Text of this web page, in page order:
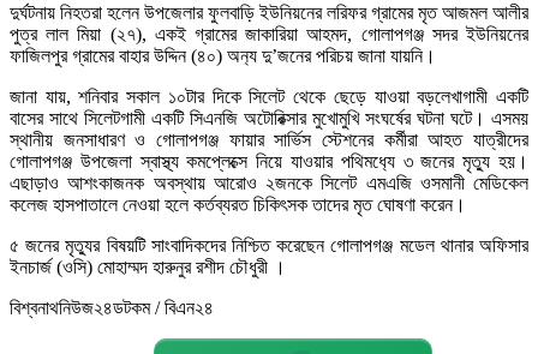
দুর্ঘটনায় নিহতরা হলেন উপজেলার ফুলবাড়ি ইউনিয়নের লরিফর গ্রামের মৃত আজমল আলীর
পুত্র লাল মিয়া (২৭), একই গ্রামের জাকারিয়া আহমদ, গোলাপগঞ্জ সদর ইউনিয়নের
ফাজিলপুর গ্রামের বাহার উদ্দিন (৪০) অন‌্য দু’জনের পরিচয় জানা যায়নি।
জানা যায়, শনিবার সকাল ১০টার দিকে সিলেট থেকে ছেড়ে যাওয়া বড়লেখাগামী একটি
বাসের সাথে সিলেটগামী একটি সিএনজি অটোরিক্সার মুখোমুখি সংঘর্ষের ঘটনা ঘটে। এসময়
স্থানীয় জনসাধারণ ও গোলাপগঞ্জ ফায়ার সার্ভিস স্টেশনের কর্মীরা আহত যাত্রীদের
গোলাপগঞ্জ উপজেলা স্বাস্থ্য কমপ্লেক্সে নিয়ে যাওয়ার পথিমধ‌্যে ৩ জনের মৃত্যু হয়।
এছাড়াও আশংকাজনক অবস্থায় আরোও ২জনকে সিলেট এমএজি ওসমানী মেডিকেল
কলেজ হাসপাতালে নেওয়া হলে কর্তব্যরত চিকিৎসক তাদের মৃত ঘোষণা করেন।
৫ জনের মৃত্যুর বিষয়টি সাংবাদিকদের নিশ্চিত করেছেন গোলাপগঞ্জ মডেল থানার অফিসার
ইনচার্জ (ওসি) মোহাম্মদ হারুনুর রশীদ চৌধুরী ।
বিশ্বনাথনিউজ২৪ডটকম / বিএন২৪